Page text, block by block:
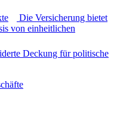
Die Versicherung bietet
von einheitlichen
Deckung für politische